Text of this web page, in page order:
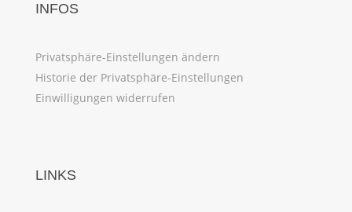
INFOS
Privatsphäre-Einstellungen ändern
Historie der Privatsphäre-Einstellungen
Einwilligungen widerrufen
LINKS